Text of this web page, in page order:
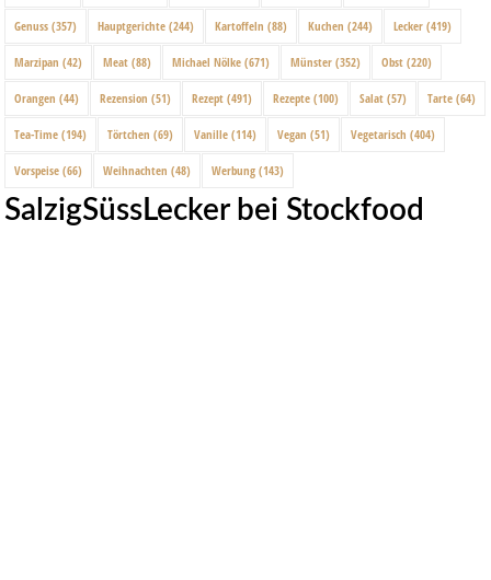
Genuss (357) Hauptgerichte (244) Kartoffeln (88) Kuchen (244) Lecker (419)
Marzipan (42) Meat (88) Michael Nölke (671) Münster (352) Obst (220)
Orangen (44) Rezension (51) Rezept (491) Rezepte (100) Salat (57) Tarte (64)
Tea-Time (194) Törtchen (69) Vanille (114) Vegan (51) Vegetarisch (404)
Vorspeise (66) Weihnachten (48) Werbung (143)
SalzigSüssLecker bei Stockfood